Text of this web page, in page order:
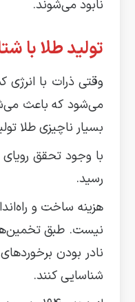
نابود می‌شوند.
تولید طلا با
وقتی ذرات با
می‌شود که باعث
بسیار ناچیزی طلا
با وجود تحقق رویای
رسید.
هزینه ساخت و
نادر بودن
شناسایی کنند.